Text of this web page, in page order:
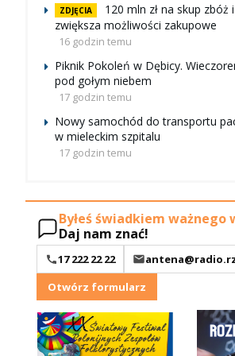
ZDJĘCIA
120 mln zł na skup zbóż
zwiększa możliwości zakupowe
16 godzin temu
Piknik Pokoleń w Dębicy.
pod gołym niebem
17 godzin temu
Nowy samochód do transportu
w mieleckim szpitalu
17 godzin temu
Byłeś świadkiem ważnego
Daj nam znać!
17 222 22 22
Otwórz formularz